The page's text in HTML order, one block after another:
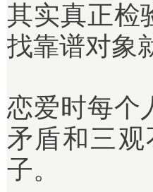
其实真正检
找靠谱对象
恋爱时每个
矛盾和三
子。